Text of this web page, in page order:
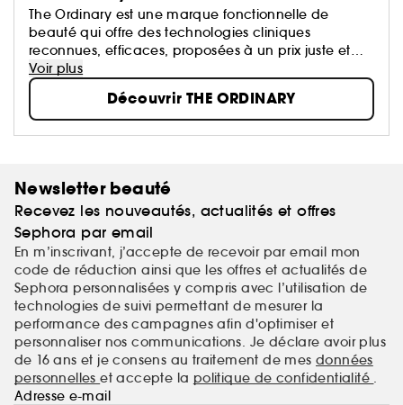
The Ordinary est une marque fonctionnelle de
beauté qui offre des technologies cliniques
reconnues, efficaces, proposées à un prix juste et
accompagnées d'un discours transparent.
Dans l'industrie du soin, l'intégrité se fait rare.
Certaines technologies désormais “ordinaires” sont
toujours présentées comme étant révolutionnaires et
proposes à des prix injustifiés, ce qui trouble le
Voir plus
Découvrir THE ORDINARY
Newsletter beauté
Recevez les nouveautés, actualités et offres
Sephora par email
En m’inscrivant, j’accepte de recevoir par email mon
code de réduction ainsi que les offres et actualités de
Sephora personnalisées y compris avec l’utilisation de
technologies de suivi permettant de mesurer la
performance des campagnes afin d'optimiser et
personnaliser nos communications. Je déclare avoir plus
de 16 ans et je consens au traitement de mes données
personnelleset accepte la politique de confidentialité .
Adresse e-mail